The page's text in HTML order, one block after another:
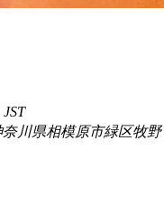
奈川県相模原市緑区牧